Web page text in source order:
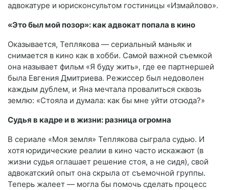
адвокатуре и юрисконсультом гостиницы «Измайлово».
«Это был мой позор»: как адвокат попала в кино
Оказывается, Теплякова — сериальный маньяк и
снимается в кино как в хобби. Самой важной съемкой
она называет фильм «Я буду жить», где ее партнершей
была Евгения Дмитриева. Режиссер был недоволен
каждым дублем, и Яна мечтала провалиться сквозь
землю: «Стояла и думала: как бы мне уйти отсюда?»
Судья в кадре и в жизни: разница огромна
В сериале «Моя земля» Теплякова сыграла судью. И
хотя юридические реалии в кино часто искажают (в
жизни судья оглашает решение стоя, а не сидя), свой
адвокатский опыт она скрыла от съемочной группы.
Теперь жалеет — могла бы помочь сделать процесс